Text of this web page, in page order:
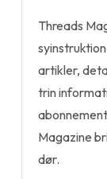
Threads
artikler,
trin
Magazine
dør.